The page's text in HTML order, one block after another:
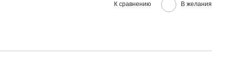
К сравнению В желания